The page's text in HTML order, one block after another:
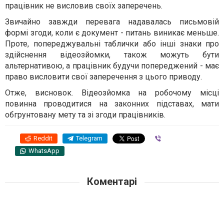
працівник не висловив своїх заперечень.
Звичайно завжди перевага надавалась письмовій
формі згоди, коли є документ - питань виникає меньше.
Проте, попереджувальні таблички або інші знаки про
здійснення відеозйомки, також можуть бути
альтернативою, а працівник будучи попереджений - має
право висловити свої заперечення з цього приводу.
Отже, висновок. Відеозйомка на робочому місці
повинна проводитися на законних підставах, мати
обгрунтовану мету та зі згоди працівників.
Reddit Telegram
WhatsApp
Коментарі